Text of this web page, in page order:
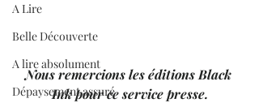
A Lire
Belle Découverte
A lire absolument
Dépaysement assuré
Nous remercions les éditions Black
Ink pour ce service presse.